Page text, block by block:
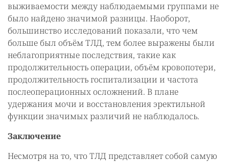
выживаемости между наблюдаемыми группами не
было найдено значимой разницы. Наоборот,
большинство исследований показали, что чем
больше был объём ТЛД, тем более выражены были
неблагоприятные последствия, такие как
продолжительность операции, объём кровопотери,
продолжительность госпитализации и частота
послеоперационных осложнений. В плане
удержания мочи и восстановления эректильной
функции значимых различий не наблюдалось.
Заключение
Несмотря на то, что ТЛД представляет собой самую